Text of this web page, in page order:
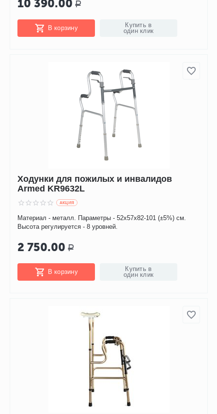
10 390.00 Р
В корзину
Купить в
один клик
Ходунки для пожилых и инвалидов
Armed KR9632L
AКЦИЯ
Материал - металл. Параметры - 52х57х82-101 (±5%) см.
Высота регулируется - 8 уровней.
2 750.00 Р
В корзину
Купить в
один клик